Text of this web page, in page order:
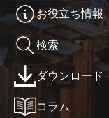
お役立ち情報
検索
ダウンロード
コラム